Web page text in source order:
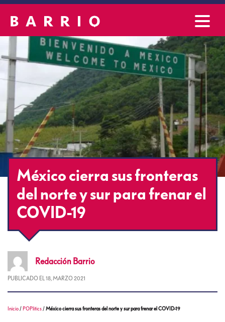
México cierra sus fronteras
del norte y sur para frenar el
COVID-19
Redacción Barrio
PUBLICADO EL 18, MARZO 2021
Inicio / POPlitics /México cierra sus fronteras del norte y sur para frenar el COVID-19